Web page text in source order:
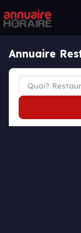
Annuaire